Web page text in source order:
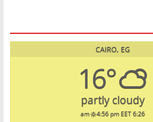
CAIRO, EG
16°
partly cloudy
6:26 am
4:56 pm EET